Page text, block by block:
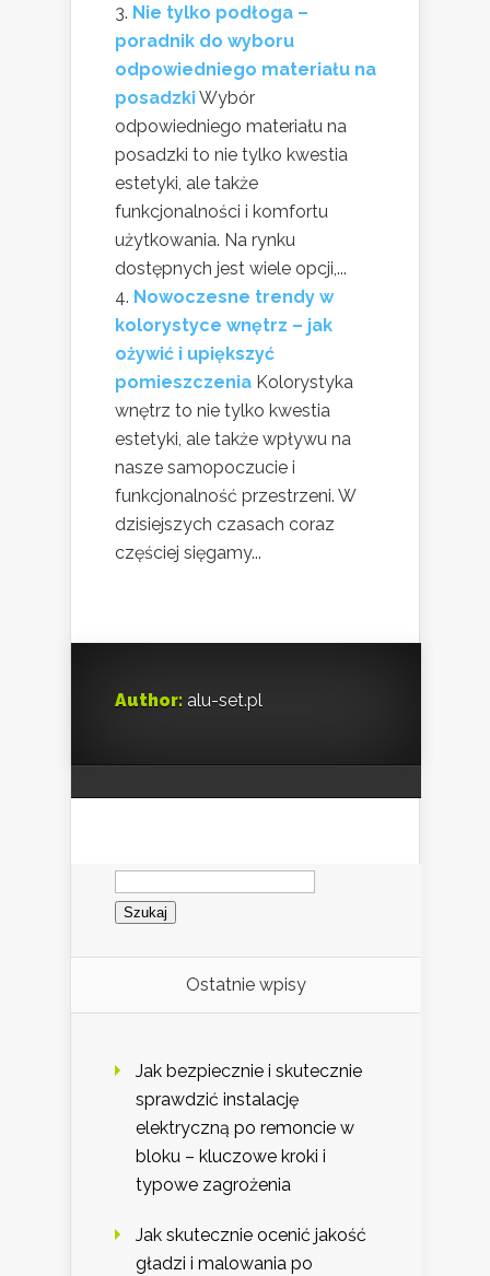
Nie tylko podłoga –
poradnik do wyboru
odpowiedniego materiału na
posadzkiWybór
odpowiedniego materiału na
posadzki to nie tylko kwestia
estetyki, ale także
funkcjonalności i komfortu
użytkowania. Na rynku
dostępnych jest wiele opcji,...
Nowoczesne trendy w
kolorystyce wnętrz – jak
ożywić i upiększyć
pomieszczenia Kolorystyka
wnętrz to nie tylko kwestia
estetyki, ale także wpływu na
nasze samopoczucie i
funkcjonalność przestrzeni. W
dzisiejszych czasach coraz
częściej sięgamy...
Author: alu-set.pl
Szukaj:
Ostatnie wpisy
Jak bezpiecznie i skutecznie
sprawdzić instalację
elektryczną po remoncie w
bloku – kluczowe kroki i
typowe zagrożenia
Jak skutecznie ocenić jakość
gładzi i malowania po